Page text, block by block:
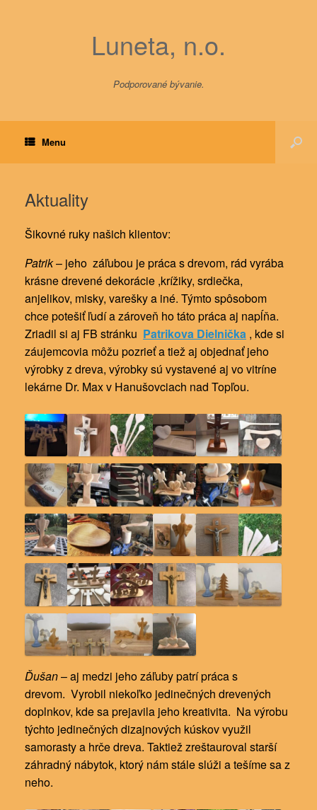
Luneta, n.o.
Podporované bývanie.
Menu
Aktuality
Šikovné ruky našich klientov:
Patrik– jeho záľubou je práca s drevom, rád vyrába
krásne drevené dekorácie ,krížiky, srdiečka,
anjelikov, misky, varešky a iné. Týmto spôsobom
chce potešiť ľudí a zároveň ho táto práca aj napĺňa.
Zriadil si aj FB stránku Patrikova Dielnička , kde si
záujemcovia môžu pozrieť a tiež aj objednať jeho
výrobky z dreva, výrobky sú vystavené aj vo vitríne
lekárne Dr. Max v Hanušovciach nad Topľou.
Ďušan– aj medzi jeho záľuby patrí práca s
drevom. Vyrobil niekoľko jedinečných drevených
doplnkov, kde sa prejavila jeho kreativita. Na výrobu
týchto jedinečných dizajnových kúskov využil
samorasty a hrče dreva. Taktiež zreštauroval starší
záhradný nábytok, ktorý nám stále slúži a tešíme sa z
neho.